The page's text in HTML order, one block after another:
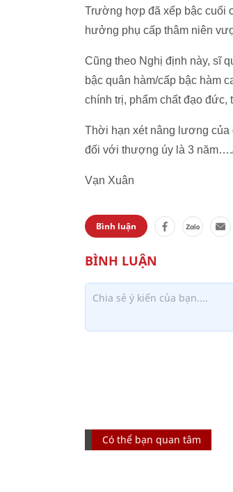
Trường hợp đã xếp bậc cuối
hưởng phụ cấp thâm niên
Cũng theo Nghị định này, sĩ
bậc quân hàm/cấp bậc hàm
chính trị, phẩm chất đạo
Thời hạn xét nâng lương của
đối với thượng úy là 3
Vạn Xuân
Bình luận
Có thể bạn quan tâm